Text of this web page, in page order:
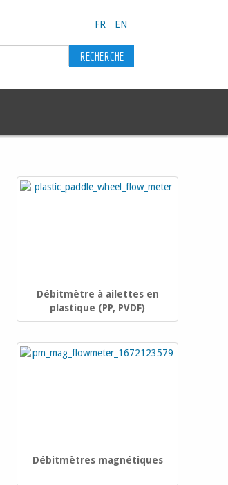
FR EN
Débitmètre à ailettes en
plastique (PP, PVDF)
Débitmètres magnétiques